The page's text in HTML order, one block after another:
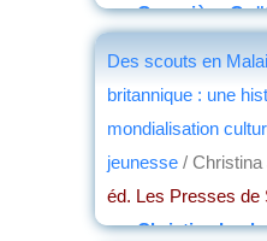
parGeneviève
Des scouts en
britannique : une
mondialisation
jeunesse / Christina
éd. Les Presses de
parChristian